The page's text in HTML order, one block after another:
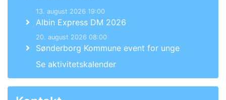
13. august 2026 19:00
Albin Express DM 2026
20. august 2026 08:00
Sønderborg Kommune event for unge
Se aktivitetskalender